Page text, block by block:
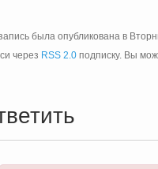
была опубликована в
через RSS 2.0 подписку. Вы